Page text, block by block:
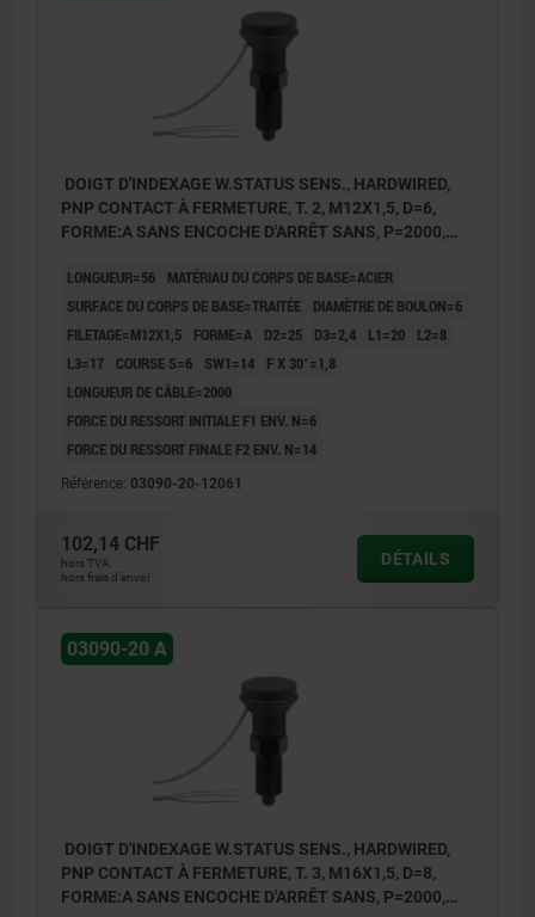
Forme D:avec encoche d'arrêt, avec contre-
P = Longueur de câble
BN = marron
DOIGT D'INDEXAGE W.STATUS SENS., HARDWIRED,
PNP CONTACT À FERMETURE, T. 2, M12X1,5, D=6,
FORME:A SANS ENCOCHE D'ARRÊT SANS, P=2000,
FONCÉ RAL7021
LONGUEUR=56
MATÉRIAU DU CORPS DE BASE=ACIER
SURFACE DU CORPS DE BASE=TRAITÉE
DIAMÈTRE DE BOULON=6
FILETAGE=M12X1,5
FORME=A D2=25 D3=2,4 L1=20
L2=8
L3=17
COURSE S=6 SW1=14
F X 30°=1,8
LONGUEUR DE CÂBLE=2000
FORCE DU RESSORT INITIALE F1 ENV. N=6
FORCE DU RESSORT FINALE F2 ENV. N=14
Référence: 03090-20-12061
102,14 CHF
hors TVA
hors frais d’envoi
DÉTAILS
03090-20 A
DOIGT D'INDEXAGE W.STATUS SENS., HARDWIRED,
PNP CONTACT À FERMETURE, T. 3, M16X1,5, D=8,
FORME:A SANS ENCOCHE D'ARRÊT SANS, P=2000,